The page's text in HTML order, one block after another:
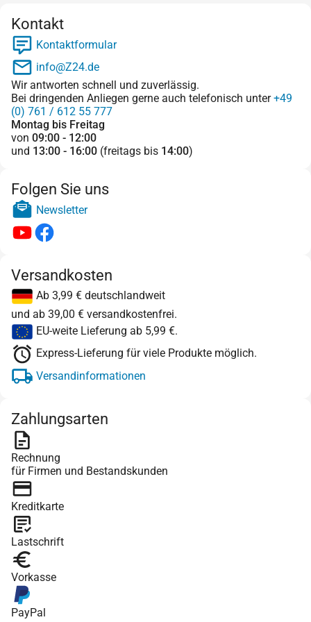
Kontakt
Kontaktformular
info@Z24.de
Wir antworten schnell und zuverlässig.
Bei dringenden Anliegen gerne auch telefonisch unter+49
(0) 761 / 612 55 777
Montag bis Freitag
von 09:00 - 12:00
und 13:00 - 16:00 (freitags bis 14:00)
Folgen Sie uns
Newsletter
Versandkosten
Ab 3,99 € deutschlandweit
und ab 39,00 € versandkostenfrei.
EU-weite Lieferung ab 5,99 €.
Express-Lieferung für viele Produkte möglich.
Versandinformationen
Zahlungsarten
Rechnung
für Firmen und Bestandskunden
Kreditkarte
Lastschrift
Vorkasse
PayPal